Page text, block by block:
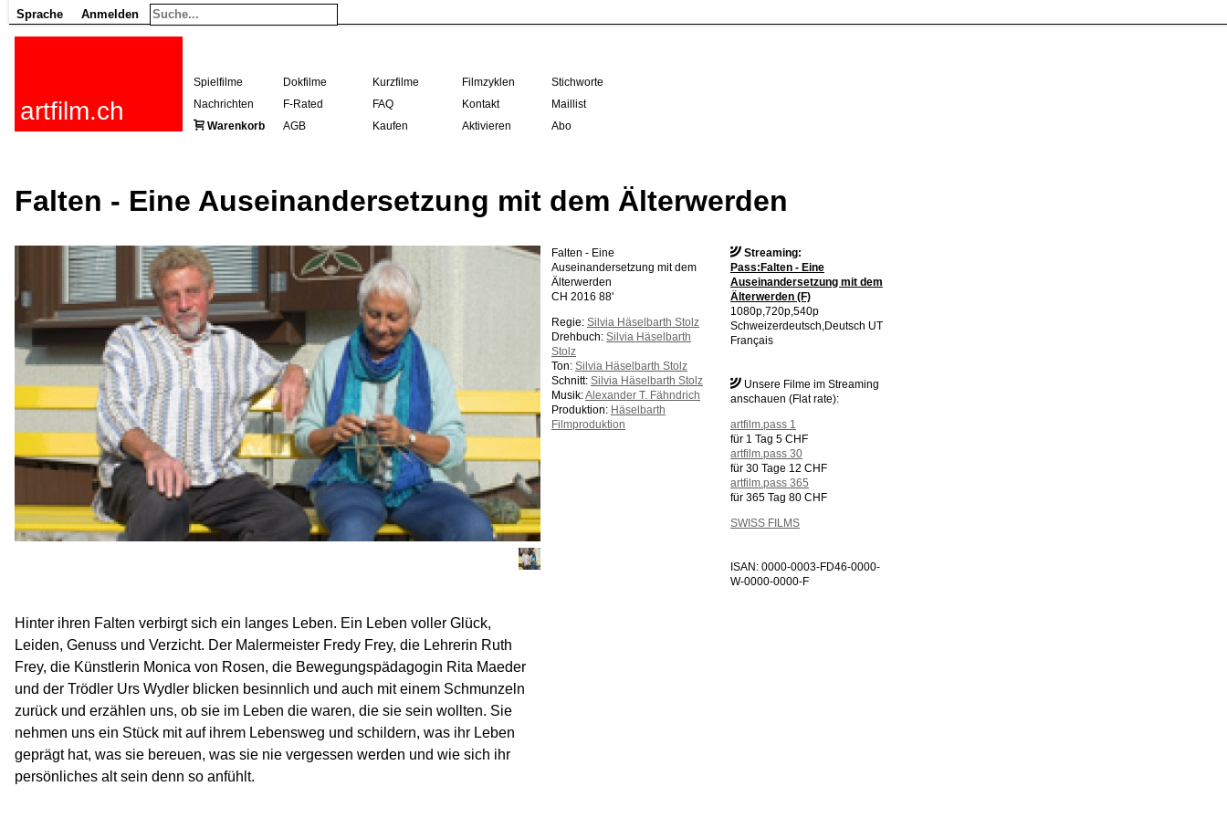
Sprache Anmelden
artfilm.ch
Spielfilme Dokfilme Kurzfilme Filmzyklen
Stichworte
Nachrichten
F-Rated FAQ Kontakt
Maillist
Warenkorb
AGB Kaufen Aktivieren Abo
Falten - Eine Auseinandersetzung mit dem Älterwerden
Streaming:
Pass:Falten - Eine
Auseinandersetzung mit dem
Älterwerden (F)
1080p,720p,540p
Schweizerdeutsch,Deutsch UT
Français
Unsere Filme im Streaming
anschauen (Flat rate):
artfilm.pass 1
für 1 Tag 5 CHF
artfilm.pass 30
für 30 Tage 12 CHF
artfilm.pass 365
für 365 Tag 80 CHF
SWISS FILMS
ISAN: 0000-0003-FD46-0000-
W-0000-0000-F
Falten - Eine
Auseinandersetzung mit dem
Älterwerden
CH 2016 88'
Regie: Silvia Häselbarth Stolz
Drehbuch: Silvia Häselbarth
Stolz
Ton: Silvia Häselbarth Stolz
Schnitt: Silvia Häselbarth Stolz
Musik:Alexander T. Fähndrich
Produktion: Häselbarth
Filmproduktion
Hinter ihren Falten verbirgt sich ein langes Leben. Ein Leben voller Glück,
Leiden, Genuss und Verzicht. Der Malermeister Fredy Frey, die Lehrerin Ruth
Frey, die Künstlerin Monica von Rosen, die Bewegungspädagogin Rita Maeder
und der Trödler Urs Wydler blicken besinnlich und auch mit einem Schmunzeln
zurück und erzählen uns, ob sie im Leben die waren, die sie sein wollten. Sie
nehmen uns ein Stück mit auf ihrem Lebensweg und schildern, was ihr Leben
geprägt hat, was sie bereuen, was sie nie vergessen werden und wie sich ihr
persönliches alt sein denn so anfühlt.
216.73.216.145